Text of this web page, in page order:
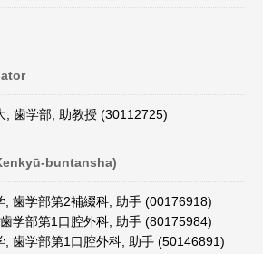
, 歯学部, 助教授 (30112725)
buntansha)
, 歯学部第2補綴科, 助手 (00176918)
学部第1口腔外科, 助手 (80175984)
, 歯学部第1口腔外科, 助手 (50146891)